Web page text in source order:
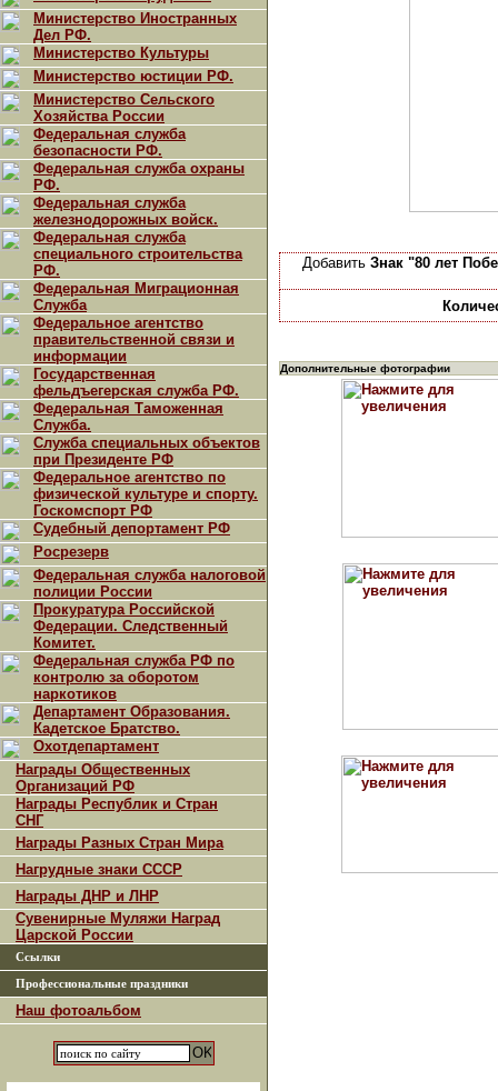
Министерство Иностранных
Дел РФ.
Министерство Культуры
Министерство юстиции РФ.
Министерство Сельского
Хозяйства России
Федеральная служба
безопасности РФ.
Федеральная служба охраны
РФ.
Федеральная служба
железнодорожных войск.
Федеральная служба
специального строительства
РФ.
Федеральная Миграционная
Служба
Федеральное агентство
правительственной связи и
информации
Государственная
фельдъегерская служба РФ.
Федеральная Таможенная
Служба.
Служба специальных объектов
при Президенте РФ
Федеральное агентство по
физической культуре и спорту.
Госкомспорт РФ
Судебный депортамент РФ
Росрезерв
Федеральная служба налоговой
полиции России
Прокуратура Российской
Федерации. Следственный
Комитет.
Федеральная служба РФ по
контролю за оборотом
наркотиков
Департамент Образования.
Кадетское Братство.
Охотдепартамент
Награды Общественных
Организаций РФ
Награды Республик и Стран
СНГ
Награды Разных Стран Мира
Нагрудные знаки СССР
Награды ДНР и ЛНР
Сувенирные Муляжи Наград
Царской России
Ссылки
Профессиональные праздники
Наш фотоальбом
Добавить Знак "80 лет
Дополнительные фотографии